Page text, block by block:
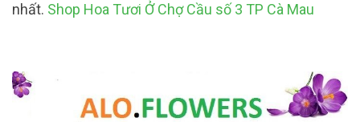
nhất. Shop Hoa Tươi Ở Chợ Cầu số 3 TP Cà Mau